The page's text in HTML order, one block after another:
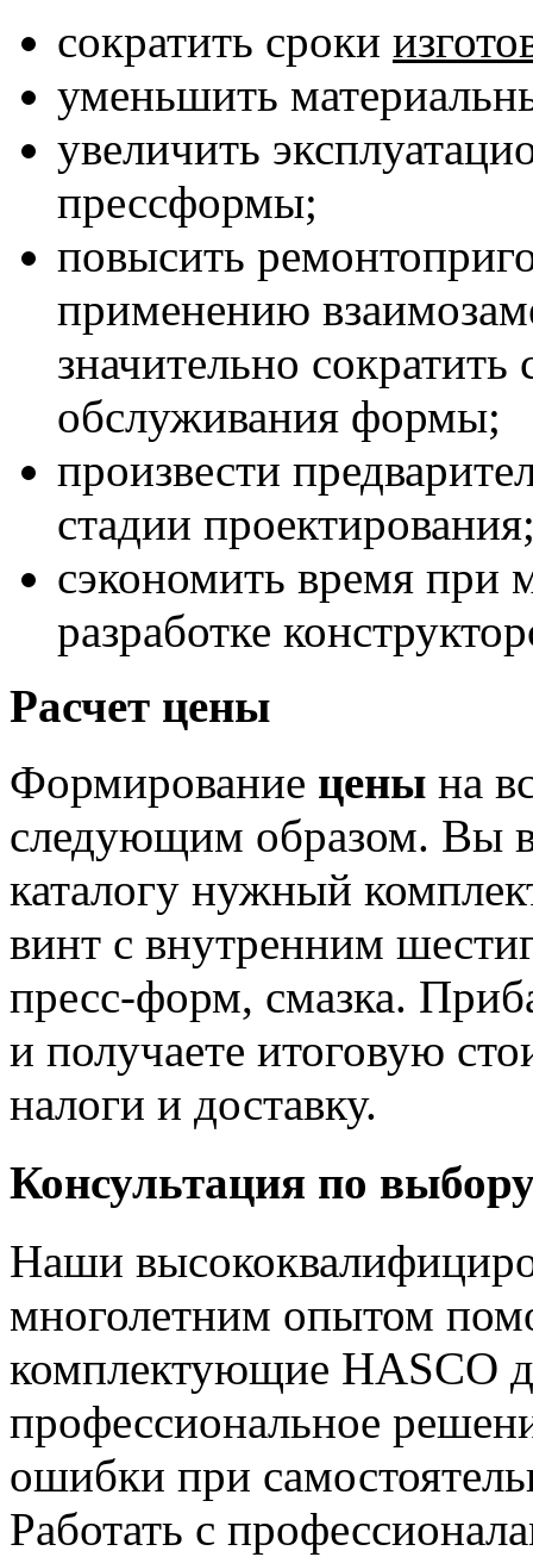
сократить сроки
уменьшить
увеличить
прессформы;
повысить
применению
значительно
обслуживания формы;
произвести
стадии
сэкономить время при
разработке
Расчет цены
Формирование цены на
следующим образом. Вы
каталогу нужный
винт с внутренним
пресс-форм, смазка.
и получаете итоговую
налоги и доставку.
Консультация по
Наши
многолетним опытом
комплектующие HASCO
профессиональное
ошибки при
Работать с